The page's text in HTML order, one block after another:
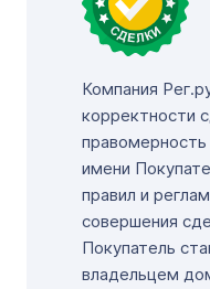
Компания
корректности
имени
правил и
совершения
Покупатель
владельцем